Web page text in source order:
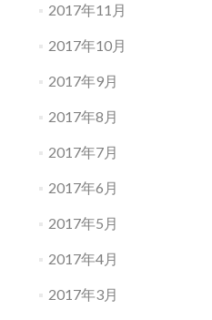
2017年11月
2017年10月
2017年9月
2017年8月
2017年7月
2017年6月
2017年5月
2017年4月
2017年3月